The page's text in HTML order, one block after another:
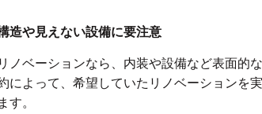
造や見えない設備に要注意
ノベーションなら、内装や設備など表面的
によって、希望していたリノベーションを
す。